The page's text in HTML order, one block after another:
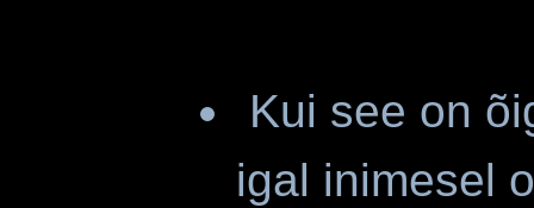
Kui see on
igal inimesel